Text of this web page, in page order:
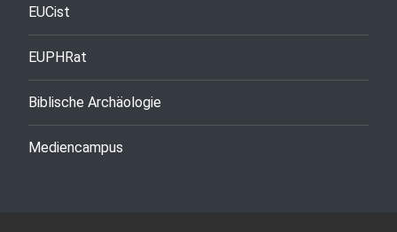
EUCist
EUPHRat
Biblische Archäologie
Mediencampus